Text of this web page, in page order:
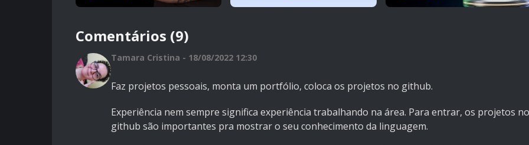
Comentários (9)
Tamara Cristina - 18/08/2022 12:30
Faz projetos pessoais, monta um portfólio, coloca os projetos no github.
Experiência nem sempre significa experiência trabalhando na área. Para entrar, os projetos no
github são importantes pra mostrar o seu conhecimento da linguagem.